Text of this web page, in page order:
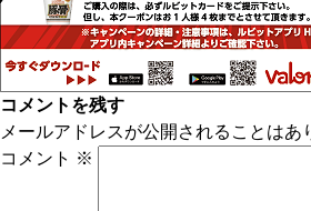
コメントを残す
メールアドレスが公開されることはあ
コメント ※